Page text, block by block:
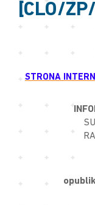
[CLO/
STRONA